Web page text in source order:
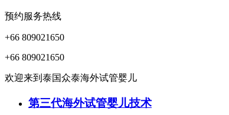
预约服务热线
+66 809021650
+66 809021650
欢迎来到泰国众泰海外试管婴儿
第三代海外试管婴儿技术